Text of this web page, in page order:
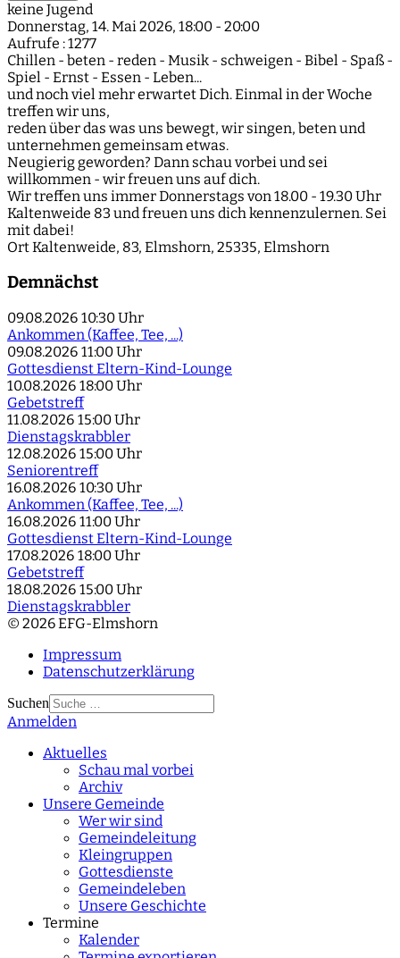
keine Jugend
Donnerstag, 14. Mai 2026, 18:00 - 20:00
Aufrufe : 1277
Chillen - beten - reden - Musik - schweigen - Bibel - Spaß -
Spiel - Ernst - Essen - Leben...
und noch viel mehr erwartet Dich. Einmal in der Woche
treffen wir uns,
reden über das was uns bewegt, wir singen, beten und
unternehmen gemeinsam etwas.
Neugierig geworden? Dann schau vorbei und sei
willkommen - wir freuen uns auf dich.
Wir treffen uns immer Donnerstags von 18.00 - 19.30 Uhr
Kaltenweide 83 und freuen uns dich kennenzulernen. Sei
mit dabei!
OrtKaltenweide, 83, Elmshorn, 25335, Elmshorn
Demnächst
09.08.2026 10:30 Uhr
Ankommen (Kaffee, Tee, ...)
09.08.2026 11:00 Uhr
Gottesdienst Eltern-Kind-Lounge
10.08.2026 18:00 Uhr
Gebetstreff
11.08.2026 15:00 Uhr
Dienstagskrabbler
12.08.2026 15:00 Uhr
Seniorentreff
16.08.2026 10:30 Uhr
Ankommen (Kaffee, Tee, ...)
16.08.2026 11:00 Uhr
Gottesdienst Eltern-Kind-Lounge
17.08.2026 18:00 Uhr
Gebetstreff
18.08.2026 15:00 Uhr
Dienstagskrabbler
© 2026 EFG-Elmshorn
Impressum
Datenschutzerklärung
Suchen
Type 2 or more
Anmelden
Aktuelles
Schau mal vorbei
Archiv
Unsere Gemeinde
Wer wir sind
Gemeindeleitung
Kleingruppen
Gottesdienste
Gemeindeleben
Unsere Geschichte
Termine
Kalender